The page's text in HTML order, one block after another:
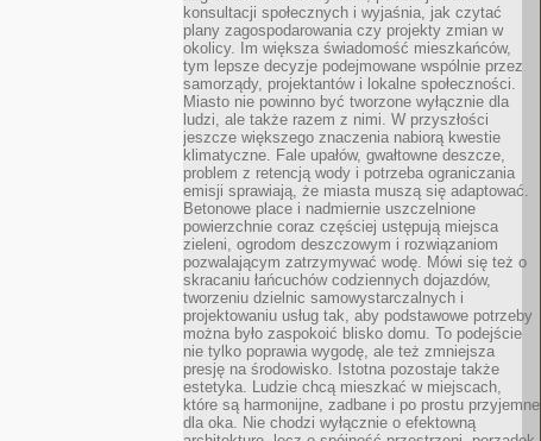
konsultacji społecznych i wyjaśnia, jak czytać
plany zagospodarowania czy projekty zmian w
okolicy. Im większa świadomość mieszkańców,
tym lepsze decyzje podejmowane wspólnie przez
samorządy, projektantów i lokalne społeczności.
Miasto nie powinno być tworzone wyłącznie dla
ludzi, ale także razem z nimi. W przyszłości
jeszcze większego znaczenia nabiorą kwestie
klimatyczne. Fale upałów, gwałtowne deszcze,
problem z retencją wody i potrzeba ograniczania
emisji sprawiają, że miasta muszą się adaptować.
Betonowe place i nadmiernie uszczelnione
powierzchnie coraz częściej ustępują miejsca
zieleni, ogrodom deszczowym i rozwiązaniom
pozwalającym zatrzymywać wodę. Mówi się też o
skracaniu łańcuchów codziennych dojazdów,
tworzeniu dzielnic samowystarczalnych i
projektowaniu usług tak, aby podstawowe potrzeby
można było zaspokoić blisko domu. To podejście
nie tylko poprawia wygodę, ale też zmniejsza
presję na środowisko. Istotna pozostaje także
estetyka. Ludzie chcą mieszkać w miejscach,
które są harmonijne, zadbane i po prostu przyjemne
dla oka. Nie chodzi wyłącznie o efektowną